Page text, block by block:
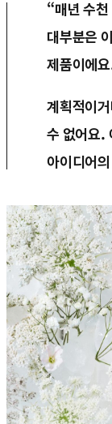
“매년 수
대부분은
제품이에
계획적이
수 없어요.
아이디어